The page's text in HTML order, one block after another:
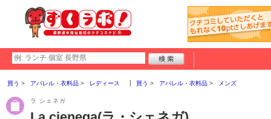
買う アパレル・衣料品 レディース 買う アパレル・衣料品 メンズ
ラ シェネガ